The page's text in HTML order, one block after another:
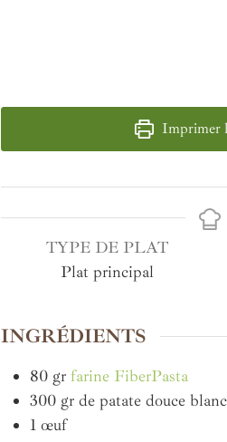
Imprimer
TYPE DE PLAT
Plat principal
INGRÉDIENTS
80 gr farine FiberPasta
300 gr de patate douce
1 œuf